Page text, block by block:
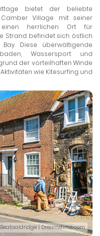
bietet der beliebte
Village mit seiner
einen herrlichen Ort für
Strand befindet sich östlich
Diese überwältigende
Wassersport und
der vorteilhaften Winde
wie Kitesurfing und
| Dreamstime.com